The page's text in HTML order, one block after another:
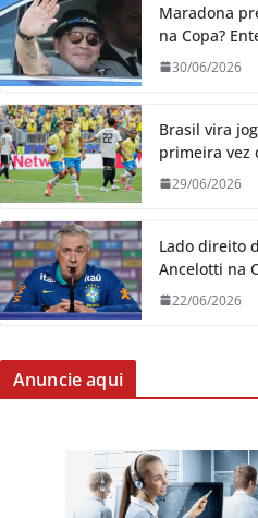
Maradona
na Copa?
30/06/2026
Brasil vira
primeira vez
29/06/2026
Lado direito
Ancelotti na
22/06/2026
Anuncie aqui